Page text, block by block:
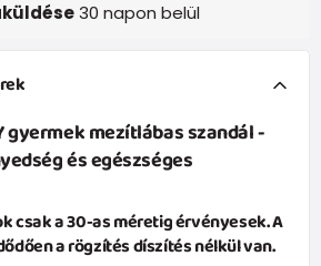
30 napon belül
gyermek mezítlábas szandál -
és egészséges
csak a 30-as méretig érvényesek. A
a rögzítés díszítés nélkül van.